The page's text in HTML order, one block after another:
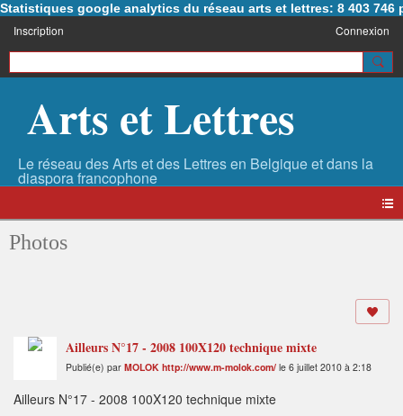
Statistiques google analytics du réseau arts et lettres: 8 403 746
Inscription Connexion
Arts et Lettres
Photos
Ailleurs N°17 - 2008 100X120 technique mixte
Publié(e) par MOLOK http://www.m-molok.com/ le 6 juillet 2010 à 2:18
Ailleurs N°17 - 2008 100X120 technique mixte